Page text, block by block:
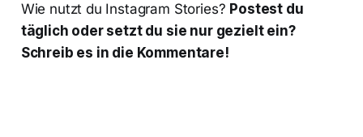
Wie nutzt du Instagram Stories? Postest du
täglich oder setzt du sie nur gezielt ein?
Schreib es in die Kommentare!